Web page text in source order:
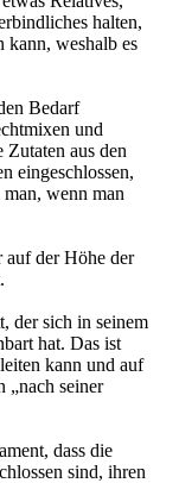
halten,
kann, weshalb es
Bedarf
und
Zutaten aus den
eingeschlossen,
wenn man
auf der Höhe der
der sich in seinem
hat. Das ist
kann und auf
„nach seiner
dass die
sind, ihren